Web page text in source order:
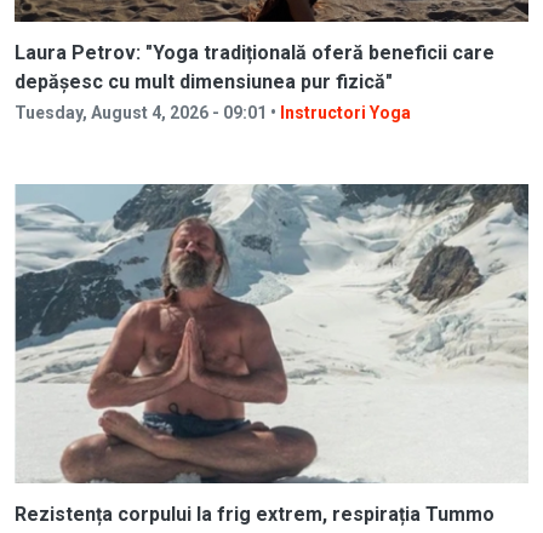
Laura Petrov: "Yoga tradițională oferă beneficii care
depășesc cu mult dimensiunea pur fizică"
Tuesday, August 4, 2026 - 09:01 • Instructori Yoga
Rezistența corpului la frig extrem, respirația Tummo